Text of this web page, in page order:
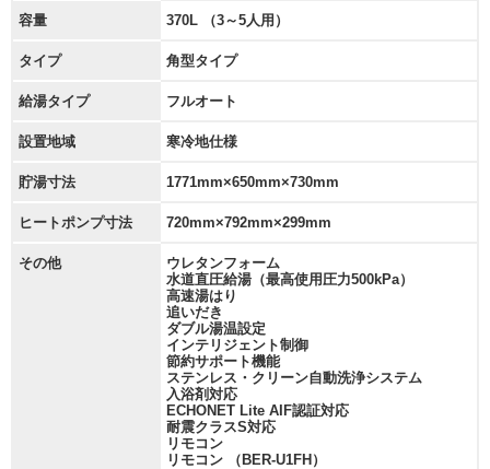
容量 370L （3～5人用）
タイプ 角型タイプ
給湯タイプ フルオート
設置地域 寒冷地仕様
貯湯寸法 1771mm×650mm×730mm
ヒートポンプ寸法 720mm×792mm×299mm
その他
ウレタンフォーム
水道直圧給湯（最高使用圧力500kPa）
高速湯はり
追いだき
ダブル湯温設定
インテリジェント制御
節約サポート機能
ステンレス・クリーン自動洗浄システム
入浴剤対応
ECHONET Lite AIF認証対応
耐震クラスS対応
リモコン
リモコン （BER-U1FH）